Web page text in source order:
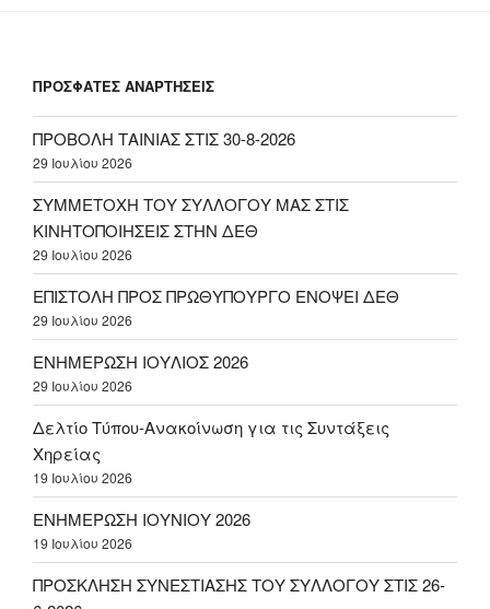
ΠΡΟΣΦΑΤΕΣ ΑΝΑΡΤΗΣΕΙΣ
ΠΡΟΒΟΛΗ ΤΑΙΝΙΑΣ ΣΤΙΣ 30-8-2026
29 Ιουλίου 2026
ΣΥΜΜΕΤΟΧΗ ΤΟΥ ΣΥΛΛΟΓΟΥ ΜΑΣ ΣΤΙΣ
ΚΙΝΗΤΟΠΟΙΗΣΕΙΣ ΣΤΗΝ ΔΕΘ
29 Ιουλίου 2026
ΕΠΙΣΤΟΛΗ ΠΡΟΣ ΠΡΩΘΥΠΟΥΡΓΟ ΕΝΟΨΕΙ ΔΕΘ
29 Ιουλίου 2026
ΕΝΗΜΕΡΩΣΗ ΙΟΥΛΙΟΣ 2026
29 Ιουλίου 2026
Δελτίο Τύπου-Ανακοίνωση για τις Συντάξεις
Χηρείας
19 Ιουλίου 2026
ΕΝΗΜΕΡΩΣΗ ΙΟΥΝΙΟΥ 2026
19 Ιουλίου 2026
ΠΡΟΣΚΛΗΣΗ ΣΥΝΕΣΤΙΑΣΗΣ ΤΟΥ ΣΥΛΛΟΓΟΥ ΣΤΙΣ 26-